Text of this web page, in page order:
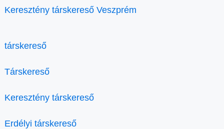
Keresztény társkereső Veszprém
társkereső
Társkereső
Keresztény társkereső
Erdélyi társkereső